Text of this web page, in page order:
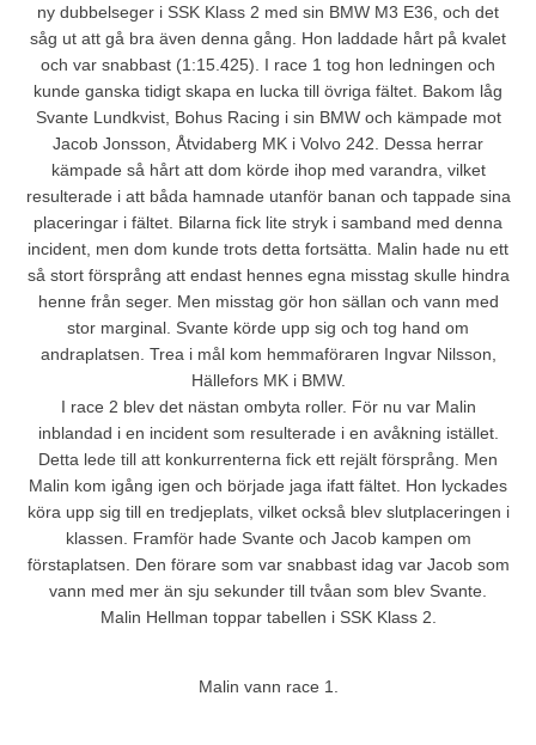
ny dubbelseger i SSK Klass 2 med sin BMW M3 E36, och det
såg ut att gå bra även denna gång. Hon laddade hårt på kvalet
och var snabbast (1:15.425). I race 1 tog hon ledningen och
kunde ganska tidigt skapa en lucka till övriga fältet. Bakom låg
Svante Lundkvist, Bohus Racing i sin BMW och kämpade mot
Jacob Jonsson, Åtvidaberg MK i Volvo 242. Dessa herrar
kämpade så hårt att dom körde ihop med varandra, vilket
resulterade i att båda hamnade utanför banan och tappade sina
placeringar i fältet. Bilarna fick lite stryk i samband med denna
incident, men dom kunde trots detta fortsätta. Malin hade nu ett
så stort försprång att endast hennes egna misstag skulle hindra
henne från seger. Men misstag gör hon sällan och vann med
stor marginal. Svante körde upp sig och tog hand om
andraplatsen. Trea i mål kom hemmaföraren Ingvar Nilsson,
Hällefors MK i BMW.
I race 2 blev det nästan ombyta roller. För nu var Malin
inblandad i en incident som resulterade i en avåkning istället.
Detta lede till att konkurrenterna fick ett rejält försprång. Men
Malin kom igång igen och började jaga ifatt fältet. Hon lyckades
köra upp sig till en tredjeplats, vilket också blev slutplaceringen i
klassen. Framför hade Svante och Jacob kampen om
förstaplatsen. Den förare som var snabbast idag var Jacob som
vann med mer än sju sekunder till tvåan som blev Svante.
Malin Hellman toppar tabellen i SSK Klass 2.
Malin vann race 1.